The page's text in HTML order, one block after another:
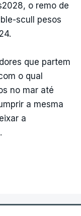
o remo de
scull pesos
que partem
o qual
no mar até
a mesma
a